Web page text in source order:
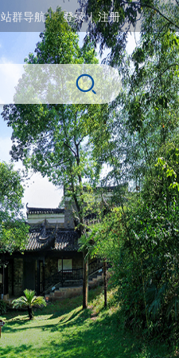
站群导航 登录|注册